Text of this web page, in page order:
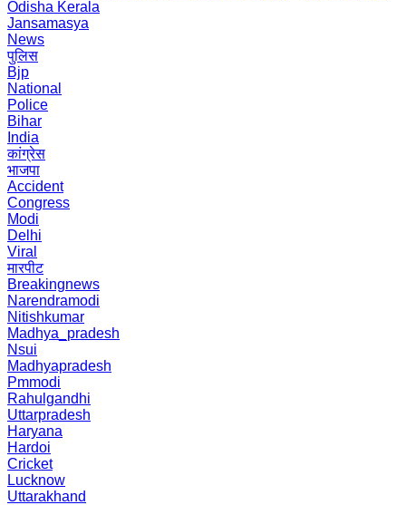
Odisha Kerala
Jansamasya
News
पुलिस
Bjp
National
Police
Bihar
India
कांग्रेस
भाजपा
Accident
Congress
Modi
Delhi
Viral
मारपीट
Breakingnews
Narendramodi
Nitishkumar
Madhya_pradesh
Nsui
Madhyapradesh
Pmmodi
Rahulgandhi
Uttarpradesh
Haryana
Hardoi
Cricket
Lucknow
Uttarakhand